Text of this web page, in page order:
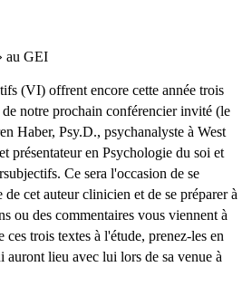
au GEI
(VI) offrent encore cette année trois
notre prochain conférencier invité (le
Haber, Psy.D., psychanalyste à West
présentateur en Psychologie du soi et
Ce sera l'occasion de se
cet auteur clinicien et de se préparer à
ou des commentaires vous viennent à
trois textes à l'étude, prenez-les en
auront lieu avec lui lors de sa venue à